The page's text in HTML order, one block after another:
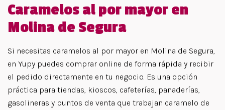
Caramelos al por mayor en
Molina de Segura
Si necesitas caramelos al por mayor en Molina de Segura,
en Yupy puedes comprar online de forma rápida y recibir
el pedido directamente en tu negocio. Es una opción
práctica para tiendas, kioscos, cafeterías, panaderías,
gasolineras y puntos de venta que trabajan caramelo de